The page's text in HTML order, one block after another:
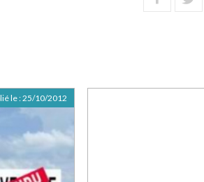
le :25/10/2012